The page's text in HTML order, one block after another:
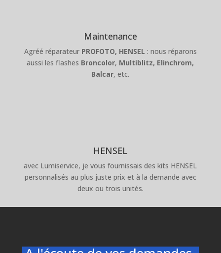
Maintenance
Agréé réparateur PROFOTO, HENSEL : nous réparons
aussi les flashes Broncolor, Multiblitz, Elinchrom,
Balcar, etc.
HENSEL
avec Lumiservice, je vous fournissais des kits HENSEL
personnalisés au plus juste prix et à la demande avec
deux ou trois unités.